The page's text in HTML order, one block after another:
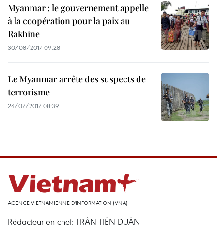
Myanmar : le gouvernement appelle
à la coopération pour la paix au
Rakhine
30/08/2017 09:28
Le Myanmar arrête des suspects de
terrorisme
24/07/2017 08:39
AGENCE VIETNAMIENNE D'INFORMATION (VNA)
Rédacteur en chef: TRÂN TIÊN DUÂN